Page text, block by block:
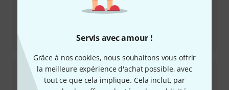
Servis avec amour !
Grâce à nos cookies, nous souhaitons vous offrir
la meilleure expérience d'achat possible, avec
tout ce que cela implique. Cela inclut, par
Rupert Neve Designs RNDI & RNDI-M